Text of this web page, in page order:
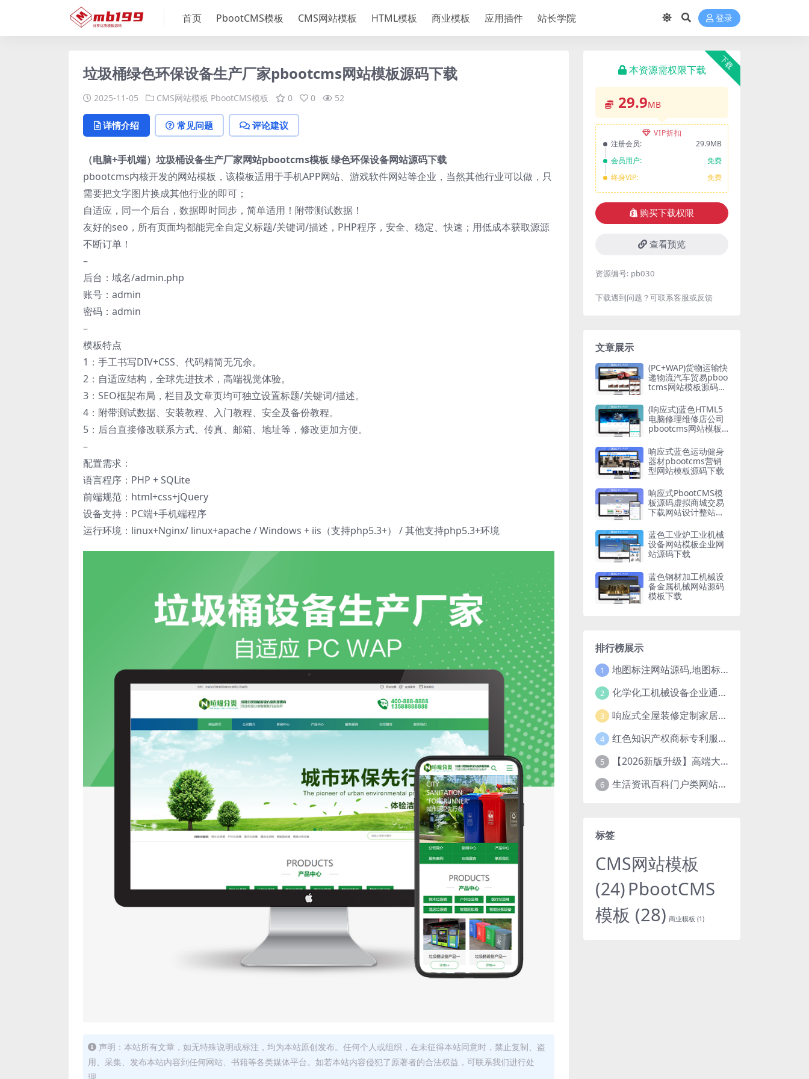
首页 PbootCMS模板 CMS网站模板 HTML模板 商业模板 应用插件 站长学院 登录
垃圾桶绿色环保设备生产厂家pbootcms网站模板源码下载
2025-11-05 CMS网站模板 PbootCMS模板 0 0 52
详情介绍 常见问题 评论建议
（电脑+手机端）垃圾桶设备生产厂家网站pbootcms模板 绿色环保设备网站源码下载
pbootcms内核开发的网站模板，该模板适用于手机APP网站、游戏软件网站等企业，当然其他行业可以做，只
需要把文字图片换成其他行业的即可；
自适应，同一个后台，数据即时同步，简单适用！附带测试数据！
友好的seo，所有页面均都能完全自定义标题/关键词/描述，PHP程序，安全、稳定、快速；用低成本获取源源
不断订单！
–
后台：域名/admin.php
账号：admin
密码：admin
–
模板特点
1：手工书写DIV+CSS、代码精简无冗余。
2：自适应结构，全球先进技术，高端视觉体验。
3：SEO框架布局，栏目及文章页均可独立设置标题/关键词/描述。
4：附带测试数据、安装教程、入门教程、安全及备份教程。
5：后台直接修改联系方式、传真、邮箱、地址等，修改更加方便。
–
配置需求：
语言程序：PHP + SQLite
前端规范：html+css+jQuery
设备支持：PC端+手机端程序
运行环境：linux+Nginx/ linux+apache / Windows + iis（支持php5.3+） / 其他支持php5.3+环境
声明：本站所有文章，如无特殊说明或标注，均为本站原创发布。任何个人或组织，在未征得本站同意时，禁止复制、盗
用、采集、发布本站内容到任何网站、书籍等各类媒体平台。如若本站内容侵犯了原著者的合法权益，可联系我们进行处
下载
本资源需权限下载
29.9MB
VIP折扣
注册会员:
29.9MB
会员用户:
免费
终身VIP:
免费
购买下载权限
查看预览
资源编号: pb030
下载遇到问题？可联系客服或反馈
文章展示
(PC+WAP)货物运输快
递物流汽车贸易pboo
tcms网站模板源码下
(响应式)蓝色HTML5
电脑修理维修店公司
pbootcms网站模板
响应式蓝色运动健身
器材pbootcms营销
型网站模板源码下载
响应式PbootCMS模
板源码虚拟商城交易
下载网站设计整站源
蓝色工业炉工业机械
设备网站模板企业网
站源码下载
蓝色钢材加工机械设
备金属机械网站源码
模板下载
排行榜展示
1 地图标注网站源码,地图标注公司源码,线下商家企业地图标注服务,店铺地图定位网站
2 化学化工机械设备企业通用pbootcms网站模板源码下载
3 响应式全屋装修定制家居类网站pbootcms模板（自适应手机端）绿色装修公司网站源码
4 红色知识产权商标专利服务网站pbootcms模板网站源码下载
5 【2026新版升级】高端大气网络科技公司网站建设官网源码模板下载
6 生活资讯百科门户类网站pbootcms免费模板源码下载
标签
CMS网站模板
(24)PbootCMS
模板 (28) 商业模板 (1)